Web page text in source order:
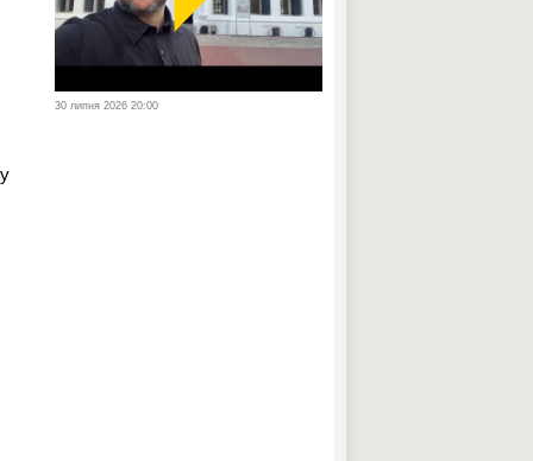
30 липня 2026 20:00